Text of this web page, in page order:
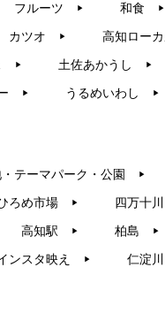
フルーツ ▶︎ 和食 ▶︎
カツオ ▶︎ 高知ロー
▶︎ 土佐あかうし ▶︎
▶︎ うるめいわし ▶︎
テーマパーク・公園 ▶︎
ろめ市場 ▶︎ 四万十川
高知駅 ▶︎ 柏島 ▶︎
ンスタ映え ▶︎ 仁淀川